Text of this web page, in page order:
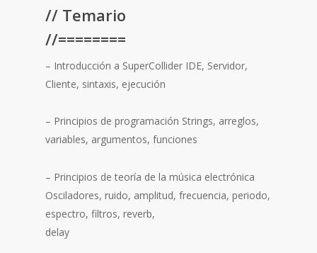
// Temario
//========
– Introducción a SuperCollider IDE, Servidor,
Cliente, sintaxis, ejecución
– Principios de programación Strings, arreglos,
variables, argumentos, funciones
– Principios de teoría de la música electrónica
Osciladores, ruido, amplitud, frecuencia, periodo,
espectro, filtros, reverb,
delay